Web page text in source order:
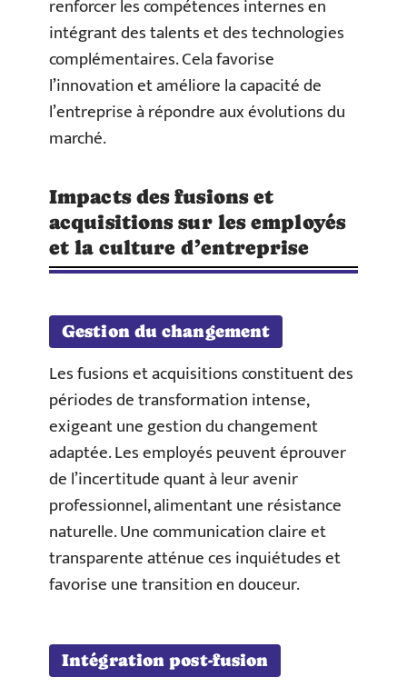
renforcer les compétences internes en
intégrant des talents et des technologies
complémentaires. Cela favorise
l’innovation et améliore la capacité de
l’entreprise à répondre aux évolutions du
marché.
Impacts des fusions et
acquisitions sur les employés
et la culture d’entreprise
Gestion du changement
Les fusions et acquisitions constituent des
périodes de transformation intense,
exigeant une gestion du changement
adaptée. Les employés peuvent éprouver
de l’incertitude quant à leur avenir
professionnel, alimentant une résistance
naturelle. Une communication claire et
transparente atténue ces inquiétudes et
favorise une transition en douceur.
Intégration post-fusion